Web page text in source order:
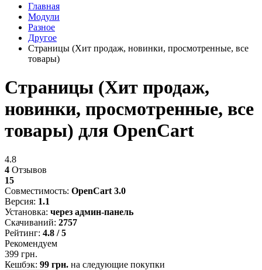
Главная
Модули
Разное
Другое
Страницы (Хит продаж, новинки, просмотренные, все
товары)
Страницы (Хит продаж,
новинки, просмотренные, все
товары) для OpenCart
4.8
4 Отзывов
15
Совместимость: OpenCart 3.0
Версия: 1.1
Установка: через админ-панель
Скачиваний: 2757
Рейтинг: 4.8 / 5
Рекомендуем
399 грн.
Кешбэк: 99 грн. на следующие покупки